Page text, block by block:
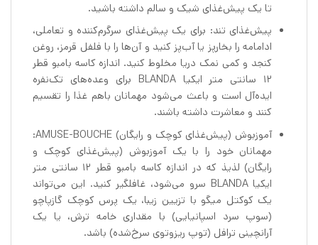
تا یک پیش‌غذای شیک و سالم داشته باشید.
پیش‌غذای تند: برای یک پیش‌غذای سرگرم‌کننده و تعاملی،
ادامامه را بخارپز یا آب‌پز کنید و آن‌ها را با فلفل قرمز، روغن
کنجد و کمی نمک دریا مخلوط کنید. اندازه کاسه بامبو قطر
12 سانتی متر ایکیا BLANDA برای وعده‌های تک‌نفره
ایده‌آل است و باعث می‌شود مهمانان باهم غذا را تقسیم
کنند و معاشرت داشته باشند.
آموزبوش (پیش‌غذای کوچک و رایگان) AMUSE-BOUCHE:
مهمانان خود را با یک آموزبوش (پیش‌غذای کوچک و
رایگان) لذیذ که در اندازه کاسه بامبو قطر 12 سانتی متر
ایکیا BLANDA سرو می‌شود، غافلگیر کنید. این می‌تواند
یک کوکتل میگو با تزیین زیبا، یک پرس کوچک گازپاچو
(سوپ سرد اسپانیایی) با مقداری خامه ترش، یا یک
آرانچینی ترافل (توپ ریزوتوی سرخ‌شده) باشد.